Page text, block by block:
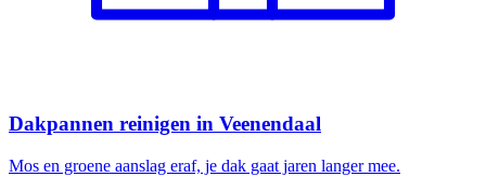
Dakpannen reinigen in Veenendaal
Mos en groene aanslag eraf, je dak gaat jaren langer mee.